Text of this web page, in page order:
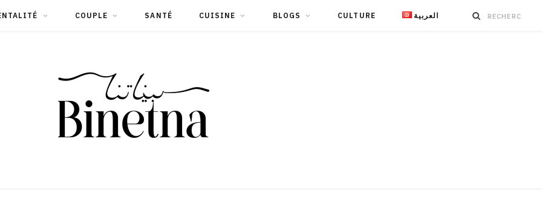
COUPLE SANTÉ CUISINE BLOGS CULTURE العربية